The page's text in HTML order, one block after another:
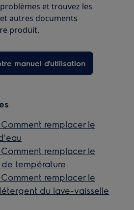
et trouvez les
autres documents
produit.
manuel d'utilisation
remplacer le
remplacer le
température
remplacer le
du lave-vaisselle